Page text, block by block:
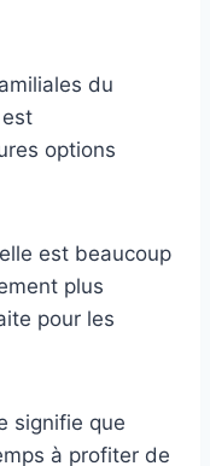
du
options
est beaucoup
plus
pour les
signifie que
à profiter de